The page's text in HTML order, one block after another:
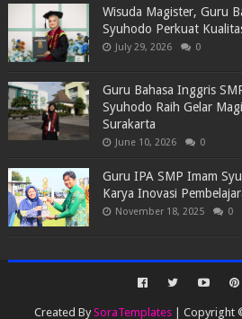
Wisuda Magister, Guru
Syuhodo Perkuat
July 29, 2026 0
Guru Bahasa Inggris
Syuhodo Raih Gelar
Surakarta
June 10, 2026 0
Guru IPA SMP Imam
Karya Inovasi
November 18, 2025 0
Created By SoraTemplates| Copyright